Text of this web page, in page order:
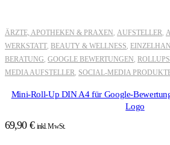
ÄRZTE, APOTHEKEN & PRAXEN, AUFSTELLER,
WERKSTATT, BEAUTY & WELLNESS,
BERATUNG, GOOGLE BEWERTUNGEN,
MEDIA AUFSTELLER, SOCIAL-MEDIA
Mini-Roll-Up DIN A4 für Google-
Logo
69,90 € inkl. MwSt.